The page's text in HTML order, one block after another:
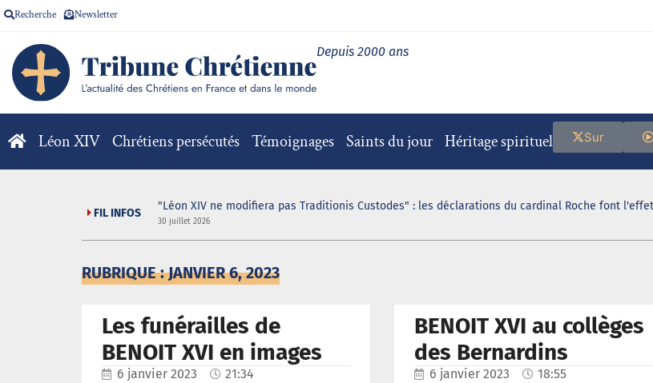
Recherche Newsletter
Depuis 2000 ans
Léon XIV Chrétiens persécutés Témoignages Saints du jour Héritage spirituel Sur
FIL INFOS "Léon XIV ne modifiera pas Traditionis Custodes" : les déclarations du cardinal Roche font
30 juillet 2026
RUBRIQUE : JANVIER 6, 2023
Les funérailles de
BENOIT XVI en images
6 janvier 2023 21:34
BENOIT XVI au collèges
des Bernardins
6 janvier 2023 18:55